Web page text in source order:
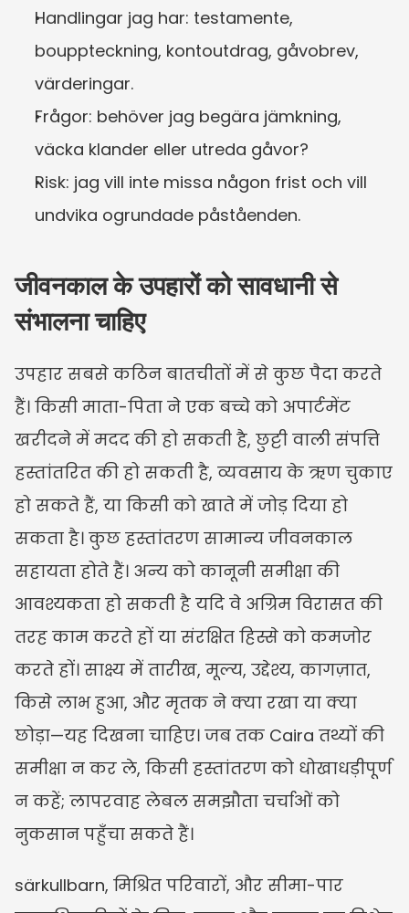
Handlingar jag har: testamente,
bouppteckning, kontoutdrag, gåvobrev,
värderingar.
Frågor: behöver jag begära jämkning,
väcka klander eller utreda gåvor?
Risk: jag vill inte missa någon frist och vill
undvika ogrundade påståenden.
जीवनकाल के उपहारों को सावधानी से
संभालना चाहिए
उपहार सबसे कठिन बातचीतों में से कुछ पैदा करते
हैं। किसी माता-पिता ने एक बच्चे को अपार्टमेंट
खरीदने में मदद की हो सकती है, छुट्टी वाली संपत्ति
हस्तांतरित की हो सकती है, व्यवसाय के ऋण चुकाए
हो सकते हैं, या किसी को खाते में जोड़ दिया हो
सकता है। कुछ हस्तांतरण सामान्य जीवनकाल
सहायता होते हैं। अन्य को कानूनी समीक्षा की
आवश्यकता हो सकती है यदि वे अग्रिम विरासत की
तरह काम करते हों या संरक्षित हिस्से को कमजोर
करते हों। साक्ष्य में तारीख, मूल्य, उद्देश्य, कागज़ात,
किसे लाभ हुआ, और मृतक ने क्या रखा या क्या
छोड़ा—यह दिखना चाहिए। जब तक Caira तथ्यों की
समीक्षा न कर ले, किसी हस्तांतरण को धोखाधड़ीपूर्ण
न कहें; लापरवाह लेबल समझौता चर्चाओं को
नुकसान पहुँचा सकते हैं।
särkullbarn, मिश्रित परिवारों, और सीमा-पार